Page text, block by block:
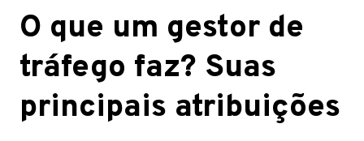
O que um gestor de
tráfego faz? Suas
principais atribuições